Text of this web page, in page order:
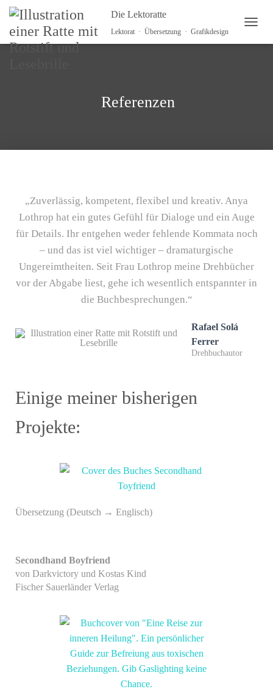
Die Lektoratte
Lektorat · Übersetzung · Grafikdesign
Referenzen
„Zuverlässig, kompetent, flexibel und kreativ. Anya
Lothrop hat ein gutes Gefühl für Dialoge und ein Auge
für Details. Ihr entgehen weder fehlende Kommata noch
– und das ist viel wichtiger – dramaturgische
Ungereimtheiten. Seit Frau Lothrop meine Drehbücher
vor der Abgabe liest, gehe ich wesentlich entspannter in
die Buchbesprechungen.“
Rafael Solá
Ferrer
Drehbuchautor
Einige meiner bisherigen
Projekte:
Übersetzung (Deutsch → Englisch)
Secondhand Boyfriend
von Darkvictory und Kostas Kind
Fischer Sauerländer Verlag